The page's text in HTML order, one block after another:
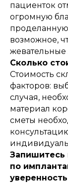
пациенток
огромную
возможное,
жевательные
Сколько
Стоимость
факторов:
случая,
материал
сметы
Запишитесь
по